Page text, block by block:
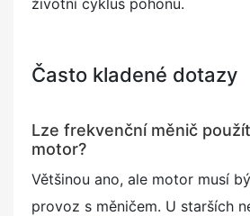
životní cyklus pohonu.
Často kladené dotazy
Lze frekvenční měnič
motor?
Většinou ano, ale motor musí
provoz s měničem. U starších